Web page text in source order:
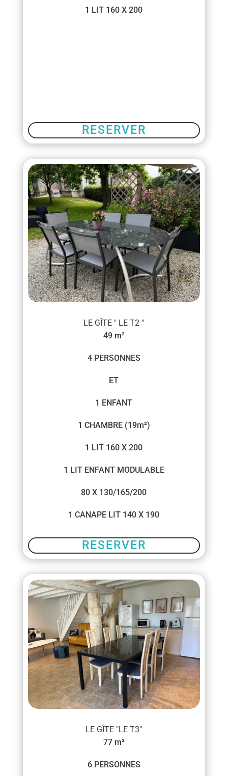
1 LIT 160 X 200
RESERVER
LE GÎTE " LE T2 "
49 m²
4 PERSONNES
ET
1 ENFANT
1 CHAMBRE (19m²)
1 LIT 160 X 200
1 LIT ENFANT MODULABLE
80 X 130/165/200
1 CANAPE LIT 140 X 190
RESERVER
LE GÎTE "LE T3"
77 m²
6 PERSONNES